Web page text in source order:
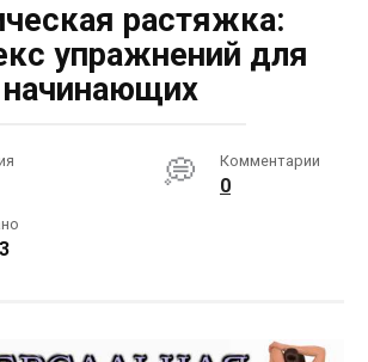
растяжка:
упражнений для
начинающих
Комментарии
0